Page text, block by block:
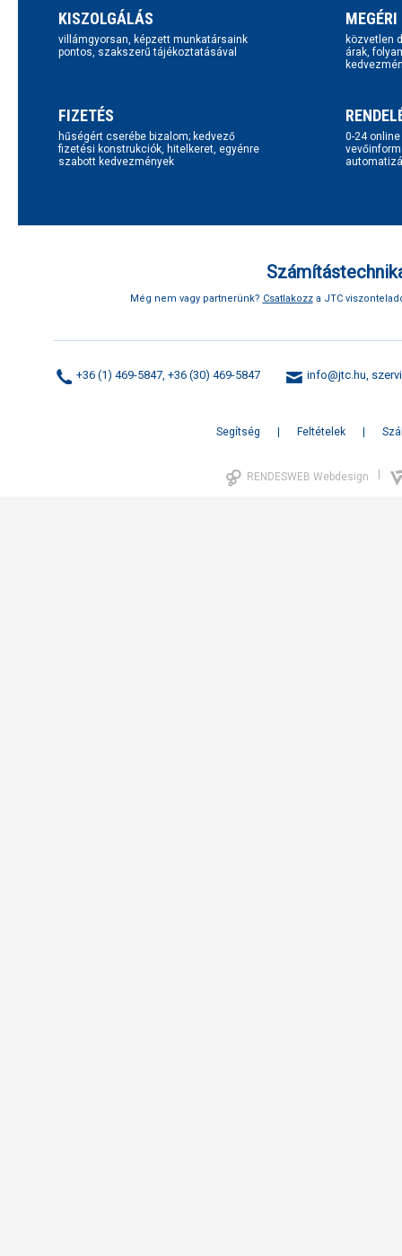
KISZOLGÁLÁS
villámgyorsan, képzett munkatársaink
pontos, szakszerű tájékoztatásával
MEGÉRI
közvetlen
árak,
FIZETÉS
hűségért cserébe bizalom; kedvező
fizetési konstrukciók, hitelkeret, egyénre
szabott kedvezmények
0-24
Még nem vagy partnerünk? Csatlakozza JTC
+36 (1) 469-5847, +36 (30) 469-5847 info@jtc.hu,
Segítség Feltételek
RENDESWEB Webdesign